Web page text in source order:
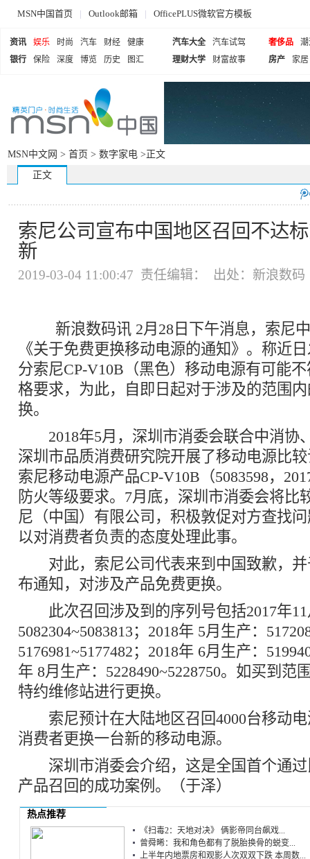
MSN中国首页 | Outlook邮箱 | OfficePLUS微软官方模板
资讯 娱乐 时尚 汽车 财经
健康
银行
保险 深度 博览 历史 图汇
汽车大全
汽车试驾
理财大学
财富故事
奢侈品
房产
家居
MSN中文网 > 首页 > 数字家电 >正文
正文
索尼公司宣布中国地区召回不达
新
2019-03-04 11:00:47 责任编辑： 出处：新浪数
新浪数码讯 2月28日下午消息，索尼
《关于免费更换移动电源的通知》。称近
分索尼CP-V10B（黑色）移动电源有可能
格要求，为此，自即日起对于涉及的范围
换。
2018年5月，深圳市消委会联合中消协
深圳市品质消费研究院开展了移动电源比
索尼移动电源产品CP-V10B（5083598，
防火等级要求。7月底，深圳市消委会将比
尼（中国）有限公司，积极敦促对方查找
以对消费者负责的态度处理此事。
对此，索尼公司代表来到中国致歉，并
布通知，对涉及产品免费更换。
此次召回涉及到的序列号包括2017年11
5082304~5083813；2018年 5月生产：
5176981~5177482；2018年 6月生产：
年 8月生产：5228490~5228750。如买到范
特约维修站进行更换。
索尼预计在大陆地区召回4000台移动电
消费者更换一台新的移动电源。
深圳市消委会介绍，这是全国首个通过
产品召回的成功案例。（于泽）
热点推荐
《扫毒2：天地对决》 俩影帝同台飙戏...
曾舜晞：我和角色都有了脱胎换骨的蜕变...
上半年内地票房和观影人次双双下跌 本周数...